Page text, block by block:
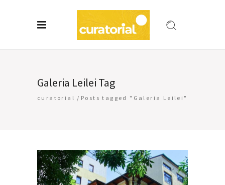
Galeria Leilei Tag
curatorial / Posts tagged "Galeria Leilei"